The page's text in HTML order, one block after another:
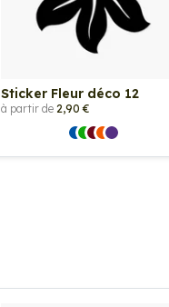
Sticker Fleur déco 12
à partir de 2,90 €